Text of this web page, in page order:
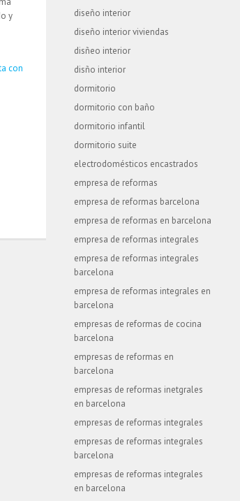
y
con
diseño interior
diseño interior viviendas
disñeo interior
disño interior
dormitorio
dormitorio con baño
dormitorio infantil
dormitorio suite
electrodomésticos encastrados
empresa de reformas
empresa de reformas barcelona
empresa de reformas en barcelona
empresa de reformas integrales
empresa de reformas integrales
barcelona
empresa de reformas integrales en
barcelona
empresas de reformas de cocina
barcelona
empresas de reformas en
barcelona
empresas de reformas inetgrales
en barcelona
empresas de reformas integrales
empresas de reformas integrales
barcelona
empresas de reformas integrales
en barcelona